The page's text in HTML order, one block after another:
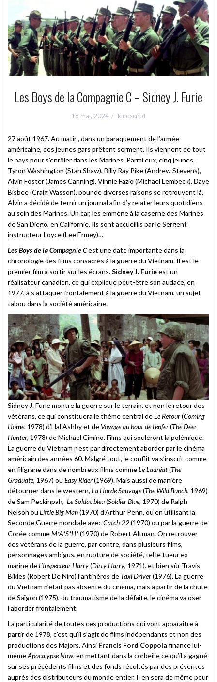
Les Boys de la Compagnie C – Sidney J. Furie
18 mai, 2024 kinoscript
27 août 1967. Au matin, dans un baraquement de l’armée
américaine, des jeunes gars prêtent serment. Ils viennent de tout
le pays pour s’enrôler dans les Marines. Parmi eux, cinq jeunes,
Tyron Washington (Stan Shaw), Billy Ray Pike (Andrew Stevens),
Alvin Foster (James Canning), Vinnie Fazio (Michael Lembeck), Dave
Bisbee (Craig Wasson), pour de diverses raisons se retrouvent là.
Alvin a décidé de ternir un journal afin d’y relater leurs quotidiens
au sein des Marines. Un car, les emmène à la caserne des Marines
de San Diego, en Californie. Ils sont accueillis par le Sergent
instructeur Loyce (Lee Ermey)…
Les Boys de la Compagnie Cest une date importante dans la
chronologie des films consacrés à la guerre du Vietnam. Il est le
premier film à sortir sur les écrans.Sidney J. Furieest un
réalisateur canadien, ce qui explique peut-être son audace, en
1977, à s’attaquer frontalement à la guerre du Vietnam, un sujet
tabou dans la société américaine.
Sidney J. Furie montre la guerre sur le terrain, et non le retour des
vétérans, ce qui constituera le thème central deLe Retour(Coming
Home, 1978) d’Hal Ashby et de Voyage au bout de l’enfer(The Deer
Hunter, 1978) de Michael Cimino. Films qui souleront la polémique.
La guerre du Vietnam n’est par directement aborder par le cinéma
américain des années 60. Malgré tout, le conflit va s’inscrit comme
en filigrane dans de nombreux films commeLe Lauréat(The
Graduate, 1967) ou Easy Rider(1969). Mais aussi de manière
détourner dans le western, La Horde Sauvage(The Wild Bunch, 1969)
de Sam Peckinpah, Le Soldat bleu(Soldier Blue, 1970) de Ralph
Nelson ou Little Big Man(1970) d’Arthur Penn, ou en utilisant la
Seconde Guerre mondiale avecCatch-22(1970) ou par la guerre de
Corée commeM*A*S*H*(1970) de Robert Altman. On retrouver
des vétérans de la guerre, par contre, dans plusieurs films,
personnages ambigus, en rupture de société, tel le tueur ex
marine deL’Inspecteur Harry(Dirty Harry, 1971), et bien sûr Travis
Bikles (Robert De Niro) l’antihéros de Taxi Driver(1976). La guerre
du Vietnam n’était pas absente du cinéma, mais à partir de la chute
de Saïgon (1975), du traumatisme de la défaite, le cinéma va oser
l’aborder frontalement.
La particularité de toutes ces productions qui vont apparaître à
partir de 1978, c’est qu’il s’agit de films indépendants et non des
productions des Majors. Ainsi Francis Ford Coppola finance lui-
mêmeApocalypse Now, en mettant dans la corbeille ce qu’il a gagné
sur ses précédents films et des fonds récoltés par des préventes
auprès des distributeurs du monde entier. Il en sera de même pour